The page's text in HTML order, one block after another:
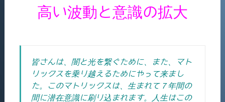
高い波動と意識の拡大
皆さんは、闇と光を繋ぐために、また、マト
リックスを乗り越えるためにやって来まし
た。このマトリックスは、生まれて７年間の
間に潜在意識に刷り込まれます。人生はこの